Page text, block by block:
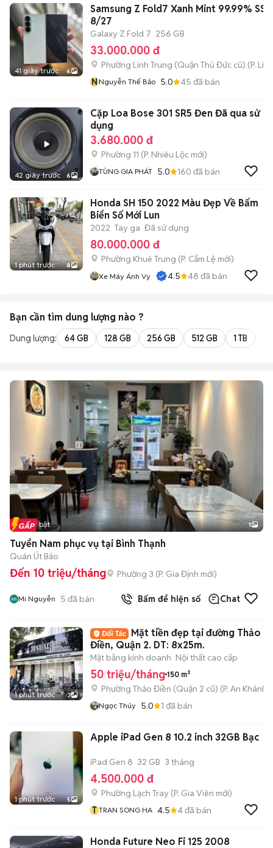
41 giây trước 6
Samsung Z Fold7 Xanh Mint 99.99%
8/27
Galaxy Z Fold 7 256 GB
33.000.000 đ
Phường Linh Trung (Quận Thủ Đức cũ) (P.
NNguyễn Thế Bảo 5.0 45 đã bán
42 giây trước 6
Cặp Loa Bose 301 SR5 Đen Đã qua sử
dụng
3.680.000 đ
Phường 11 (P. Nhiêu Lộc mới)
TÙNG GIA PHÁT 5.0 160 đã bán
1 phút trước 8
Honda SH 150 2022 Màu Đẹp Về Bấm
Biển Số Mới Lun
2022 Tay ga Đã sử dụng
80.000.000 đ
Phường Khuê Trung (P. Cẩm Lệ mới)
Xe Máy Ánh Vy 4.5 48 đã bán
Bạn cần tìm dung lượng nào ?
Dung lượng: 64 GB 128 GB 256 GB 512 GB 1 TB
Tin nổi bật 1
Tuyển Nam phục vụ tại Bình Thạnh
Quán Út Bảo
Đến 10 triệu/tháng Phường 3 (P. Gia Định mới)
Mi Nguyễn 5 đã bán Bấm để hiện số Chat
1 phút trước 3
Mặt tiền đẹp tại đường Thảo
Điền, Quận 2. DT: 8x25m.
Mặt bằng kinh doanh Nội thất cao cấp
50 triệu/tháng 150 m²
Phường Thảo Điền (Quận 2 cũ) (P. An Khánh
Ngọc Thúy 5.0 1 đã bán
1 phút trước 5
Apple iPad Gen 8 10.2 inch 32GB Bạc
iPad Gen 8 32 GB 3 tháng
4.500.000 đ
Phường Lạch Tray (P. Gia Viên mới)
T TRAN SONG HA 4.5 4đã bán
Honda Future Neo Fi 125 2008